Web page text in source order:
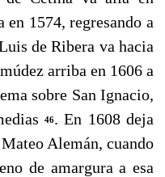
en 1574, regresando a
de Ribera va hacia
arriba en 1606 a
sobre San Ignacio,
46. En 1608 deja
Alemán, cuando
de amargura a esa